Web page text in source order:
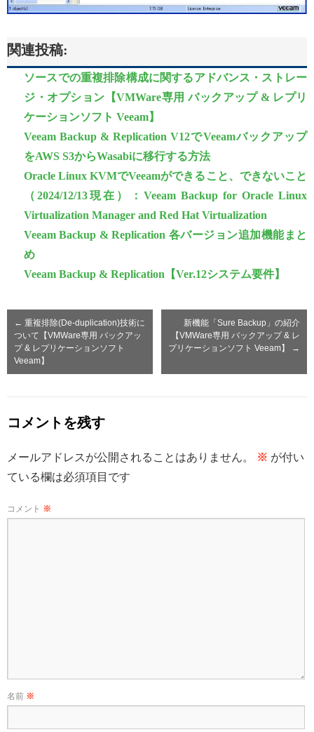
関連投稿:
ソースでの重複排除構成に関するアドバンス・ストレー
ジ・オプション【VMWare専用 バックアップ & レプリ
ケーションソフト Veeam】
Veeam Backup & Replication V12でVeeamバックアップ
をAWS S3からWasabiに移行する方法
Oracle Linux KVMでVeeamができること、できないこと
（2024/12/13現在）：Veeam Backup for Oracle Linux
Virtualization Manager and Red Hat Virtualization
Veeam Backup & Replication 各バージョン追加機能まと
め
Veeam Backup & Replication【Ver.12システム要件】
← 重複排除(De-duplication)技術に
ついて【VMWare専用 バックアッ
プ & レプリケーションソフト
Veeam】
新機能「Sure Backup」の紹介
【VMWare専用 バックアップ & レ
プリケーションソフト Veeam】
→
コメントを残す
メールアドレスが公開されることはありません。 ※ が付い
ている欄は必須項目です
コメント ※
名前 ※